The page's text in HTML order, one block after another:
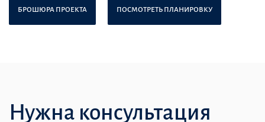
БРОШЮРА ПРОЕКТА ПОСМОТРЕТЬ ПЛАНИРОВКУ
Нужна консультация